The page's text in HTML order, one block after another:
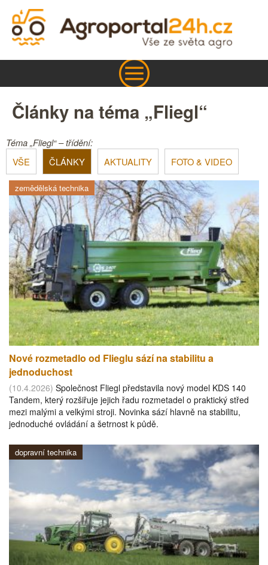
Články na téma „Fliegl“
Téma „Fliegl“ – třídění:
VŠE
ČLÁNKY AKTUALITY FOTO & VIDEO
zemědělská technika
Nové rozmetadlo od Flieglu sází na stabilitu a
jednoduchost
(10.4.2026) Společnost Fliegl představila nový model KDS 140
Tandem, který rozšiřuje jejich řadu rozmetadel o praktický střed
mezi malými a velkými stroji. Novinka sází hlavně na stabilitu,
jednoduché ovládání a šetrnost k půdě.
dopravní technika